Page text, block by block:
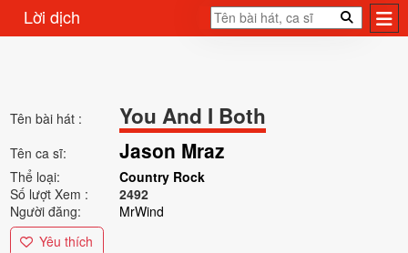
Lời dịch
Tên bài hát : You And I Both
Tên ca sĩ: Jason Mraz
Thể loại:
Country Rock
Số lượt Xem :
2492
Người đăng:
MrWind
Yêu thích